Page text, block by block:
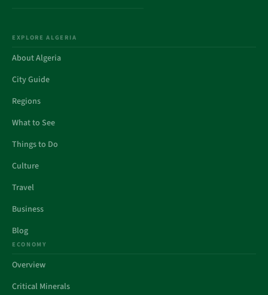
EXPLORE ALGERIA
About Algeria
City Guide
Regions
What to See
Things to Do
Culture
Travel
Business
Blog
ECONOMY
Overview
Critical Minerals